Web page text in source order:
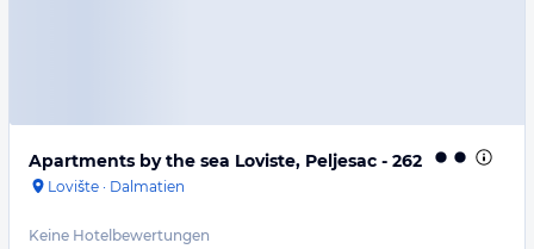
Apartments by the sea Loviste, Peljesac - 262
Lovište · Dalmatien
Keine Hotelbewertungen